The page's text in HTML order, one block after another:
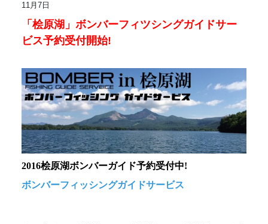
11月7日
「桧原湖」ボンバーフィツシングガイドサー
ビス予約受付開始!
2016桧原湖ボンバーガイド予約受付中!
ボンバーフィッシングガイドサービス